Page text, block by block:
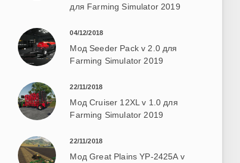
для Farming Simulator 2019
04/12/2018
Мод Seeder Pack v 2.0 для
Farming Simulator 2019
22/11/2018
Мод Cruiser 12XL v 1.0 для
Farming Simulator 2019
22/11/2018
Мод Great Plains YP-2425A v